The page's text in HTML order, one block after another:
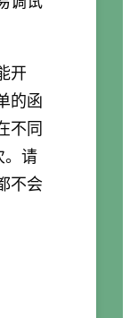
开
的函
不同
。请
不会